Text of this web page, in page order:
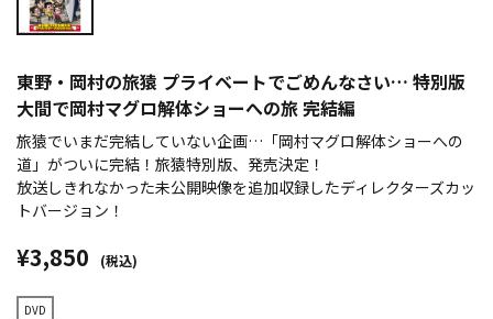
東野・岡村の旅猿 プライベートでごめんなさい… 特別版
大間で岡村マグロ解体ショーへの旅 完結編
旅猿でいまだ完結していない企画…「岡村マグロ解体ショーへの
道」がついに完結！旅猿特別版、発売決定！
放送しきれなかった未公開映像を追加収録したディレクターズカッ
トバージョン！
¥3,850 (税込)
DVD